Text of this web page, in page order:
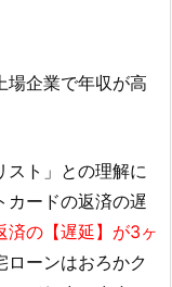
場企業で年収が高
スト」との理解に
カードの返済の遅
済の【遅延】が3ヶ
ローンはおろかク